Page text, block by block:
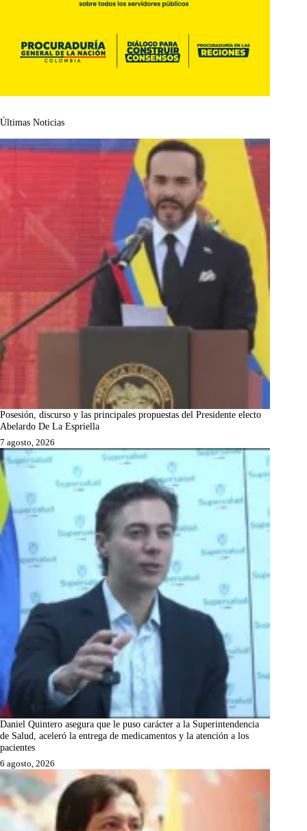
Últimas Noticias
Posesión, discurso y las principales propuestas del Presidente electo
Abelardo De La Espriella
7 agosto, 2026
Daniel Quintero asegura que le puso carácter a la Superintendencia
de Salud, aceleró la entrega de medicamentos y la atención a los
pacientes
6 agosto, 2026